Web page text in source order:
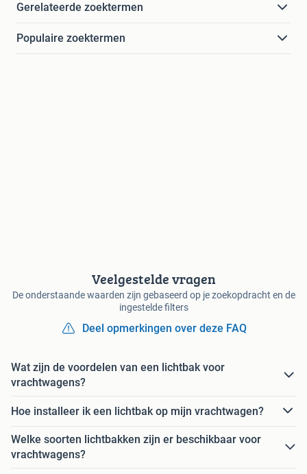
Gerelateerde zoektermen
Populaire zoektermen
Veelgestelde vragen
De onderstaande waarden zijn gebaseerd op je zoekopdracht en de
ingestelde filters
Deel opmerkingen over deze FAQ
Wat zijn de voordelen van een lichtbak voor
vrachtwagens?
Hoe installeer ik een lichtbak op mijn vrachtwagen?
Welke soorten lichtbakken zijn er beschikbaar voor
vrachtwagens?